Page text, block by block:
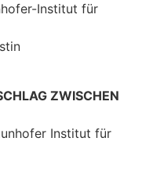
Institut für
ZWISCHEN
Institut für